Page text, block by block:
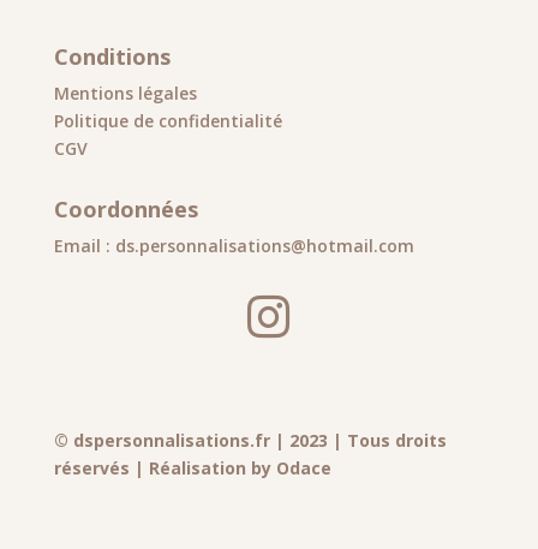
Conditions
Mentions légales
Politique de confidentialité
CGV
Coordonnées
Email : ds.personnalisations@hotmail.com

© dspersonnalisations.fr | 2023 | Tous droits
réservés | Réalisation by Odace